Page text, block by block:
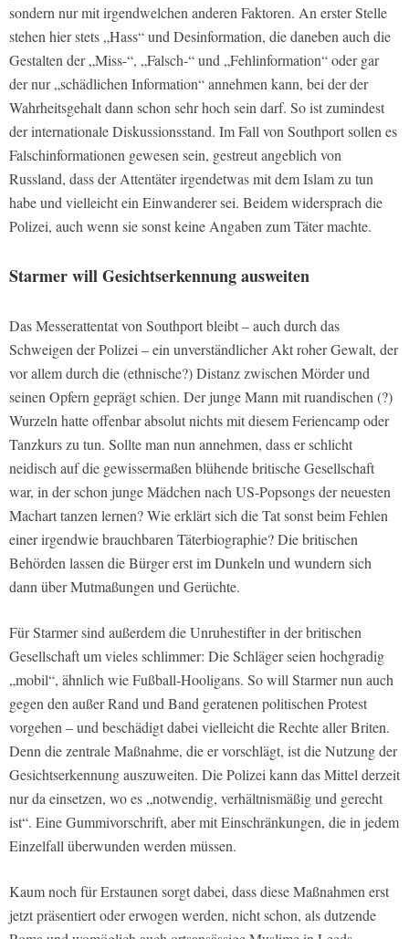
sondern nur mit irgendwelchen anderen Faktoren. An erster Stelle
stehen hier stets „Hass“ und Desinformation, die daneben auch die
Gestalten der „Miss-“, „Falsch-“ und „Fehlinformation“ oder gar
der nur „schädlichen Information“ annehmen kann, bei der der
Wahrheitsgehalt dann schon sehr hoch sein darf. So ist zumindest
der internationale Diskussionsstand. Im Fall von Southport sollen es
Falschinformationen gewesen sein, gestreut angeblich von
Russland, dass der Attentäter irgendetwas mit dem Islam zu tun
habe und vielleicht ein Einwanderer sei. Beidem widersprach die
Polizei, auch wenn sie sonst keine Angaben zum Täter machte.
Starmer will Gesichtserkennung ausweiten
Das Messerattentat von Southport bleibt – auch durch das
Schweigen der Polizei – ein unverständlicher Akt roher Gewalt, der
vor allem durch die (ethnische?) Distanz zwischen Mörder und
seinen Opfern geprägt schien. Der junge Mann mit ruandischen (?)
Wurzeln hatte offenbar absolut nichts mit diesem Feriencamp oder
Tanzkurs zu tun. Sollte man nun annehmen, dass er schlicht
neidisch auf die gewissermaßen blühende britische Gesellschaft
war, in der schon junge Mädchen nach US-Popsongs der neuesten
Machart tanzen lernen? Wie erklärt sich die Tat sonst beim Fehlen
einer irgendwie brauchbaren Täterbiographie? Die britischen
Behörden lassen die Bürger erst im Dunkeln und wundern sich
dann über Mutmaßungen und Gerüchte.
Für Starmer sind außerdem die Unruhestifter in der britischen
Gesellschaft um vieles schlimmer: Die Schläger seien hochgradig
„mobil“, ähnlich wie Fußball-Hooligans. So will Starmer nun auch
gegen den außer Rand und Band geratenen politischen Protest
vorgehen – und beschädigt dabei vielleicht die Rechte aller Briten.
Denn die zentrale Maßnahme, die er vorschlägt, ist die Nutzung der
Gesichtserkennung auszuweiten. Die Polizei kann das Mittel derzeit
nur da einsetzen, wo es „notwendig, verhältnismäßig und gerecht
ist“. Eine Gummivorschrift, aber mit Einschränkungen, die in jedem
Einzelfall überwunden werden müssen.
Kaum noch für Erstaunen sorgt dabei, dass diese Maßnahmen erst
jetzt präsentiert oder erwogen werden, nicht schon, als dutzende